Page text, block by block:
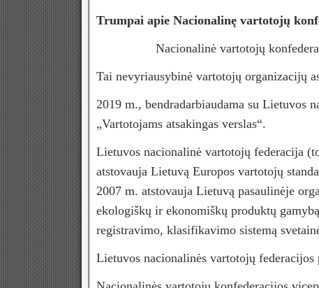
Trumpai apie Nacionalinę vartotojų
Nacionalinė vartotojų
Tai nevyriausybinė vartotojų organizacijų
2019 m., bendradarbiaudama su Lietuvos
„Vartotojams atsakingas verslas“.
Lietuvos nacionalinė vartotojų federacija
atstovauja Lietuvą Europos vartotojų
2007 m. atstovauja Lietuvą pasaulinėje
ekologiškų ir ekonomiškų produktų
registravimo, klasifikavimo sistemą
Lietuvos nacionalinės vartotojų federacijos